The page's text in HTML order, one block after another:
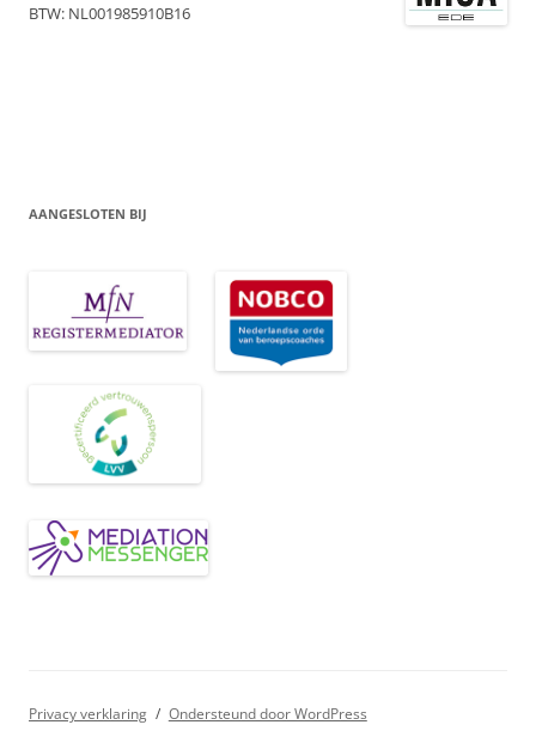
BTW: NL001985910B16
AANGESLOTEN BIJ
Privacy verklaring Ondersteund door WordPress